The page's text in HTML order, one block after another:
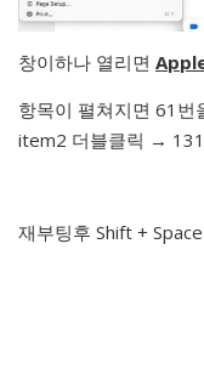
창이하나 열리면
항목이 펼쳐지면 61
item2 더블클릭 →
재부팅후 Shift +